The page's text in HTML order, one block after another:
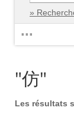
»
...
"仿"
Les résultats